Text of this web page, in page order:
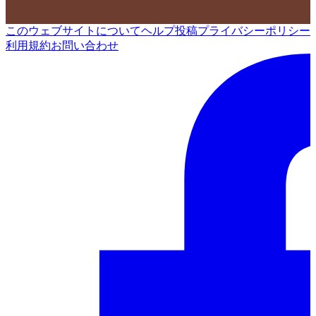
このウェブサイトについてヘルプ投稿プライバシーポリシー
利用規約お問い合わせ